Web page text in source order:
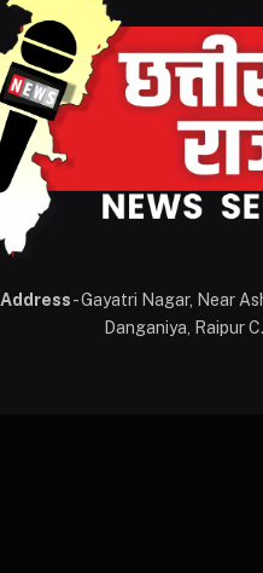
Address- Gayatri Nagar, Near
Danganiya, Raipur